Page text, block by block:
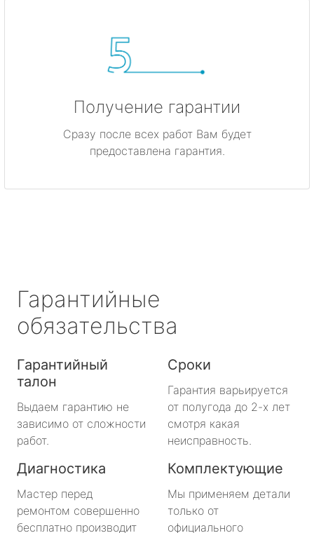
Получение гарантии
Сразу после всех работ Вам будет
предоставлена гарантия.
Гарантийные
обязательства
Гарантийный
талон
Выдаем гарантию не
зависимо от сложности
работ.
Сроки
Гарантия варьируется
от полугода до 2-х лет
смотря какая
неисправность.
Диагностика
Мастер перед
ремонтом совершенно
бесплатно производит
Комплектующие
Мы применяем детали
только от
официального